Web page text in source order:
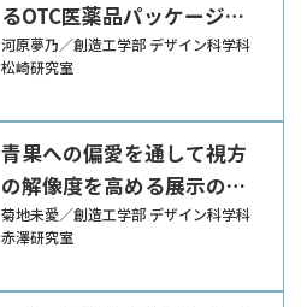
るOTC医薬品パッケージの
提案
河原夢乃／創造工学部 デザイン科学科
松崎研究室
青果への偏愛を通して視方
の解像度を高める展示の提
案
菊地未愛／創造工学部 デザイン科学科
赤澤研究室